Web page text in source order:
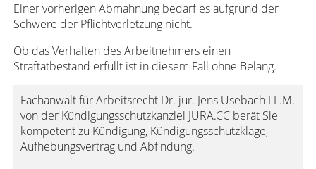
Einer vorherigen Abmahnung bedarf es aufgrund der
Schwere der Pflichtverletzung nicht.
Ob das Verhalten des Arbeitnehmers einen
Straftatbestand erfüllt ist in diesem Fall ohne Belang.
Fachanwalt für Arbeitsrecht Dr. jur. Jens Usebach LL.M.
von der Kündigungsschutzkanzlei JURA.CC berät Sie
kompetent zu Kündigung, Kündigungsschutzklage,
Aufhebungsvertrag und Abfindung.